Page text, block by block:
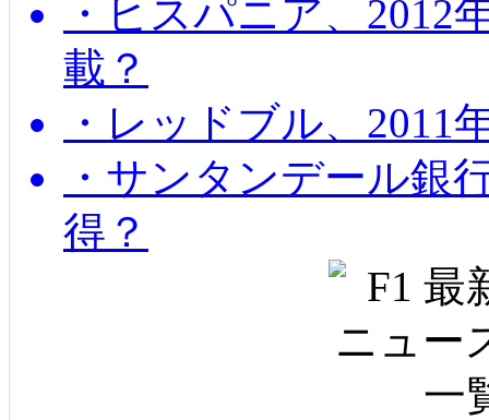
・ヒスパニア、2012
載？
・レッドブル、2011
・サンタンデール銀
得？